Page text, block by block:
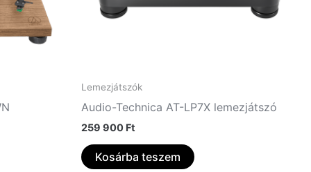
Lemezjátszók
Audio-Technica AT-LP7X lemezjátszó
259 900 Ft
Kosárba teszem